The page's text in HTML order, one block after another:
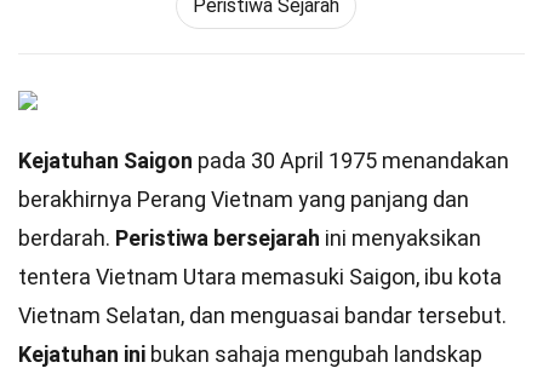
Peristiwa Sejarah
Kejatuhan Saigon pada 30 April 1975 menandakan
berakhirnya Perang Vietnam yang panjang dan
berdarah. Peristiwa bersejarah ini menyaksikan
tentera Vietnam Utara memasuki Saigon, ibu kota
Vietnam Selatan, dan menguasai bandar tersebut.
Kejatuhan ini bukan sahaja mengubah landskap